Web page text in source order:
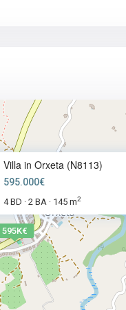
595K€
Villa in Orxeta (N8113)
595.000€
4 BD · 2 BA · 145 m2